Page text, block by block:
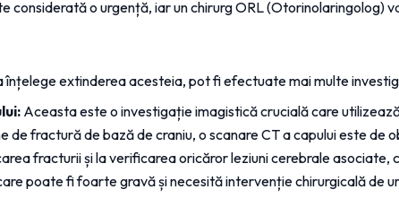
considerată o urgență, iar un chirurg ORL (Otorinolaringolog)
extinderea acesteia, pot fi efectuate mai multe
Aceasta este o investigație imagistică crucială care
de fractură de bază de craniu, o scanare CT a capului este
fracturii și la verificarea oricăror leziuni cerebrale asociate,
poate fi foarte gravă și necesită intervenție chirurgicală de